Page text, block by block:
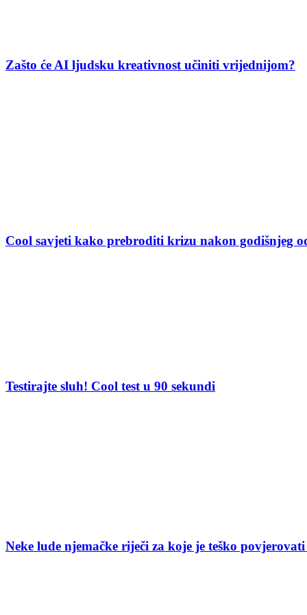
Zašto će AI ljudsku kreativnost učiniti vrijednijom?
Cool savjeti kako prebroditi krizu nakon godišnjeg
Testirajte sluh! Cool test u 90 sekundi
Neke lude njemačke riječi za koje je teško